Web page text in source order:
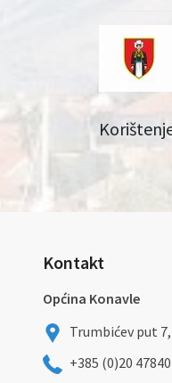
Kontakt
Općina Konavle
Trumbićev put
+385 (0)20